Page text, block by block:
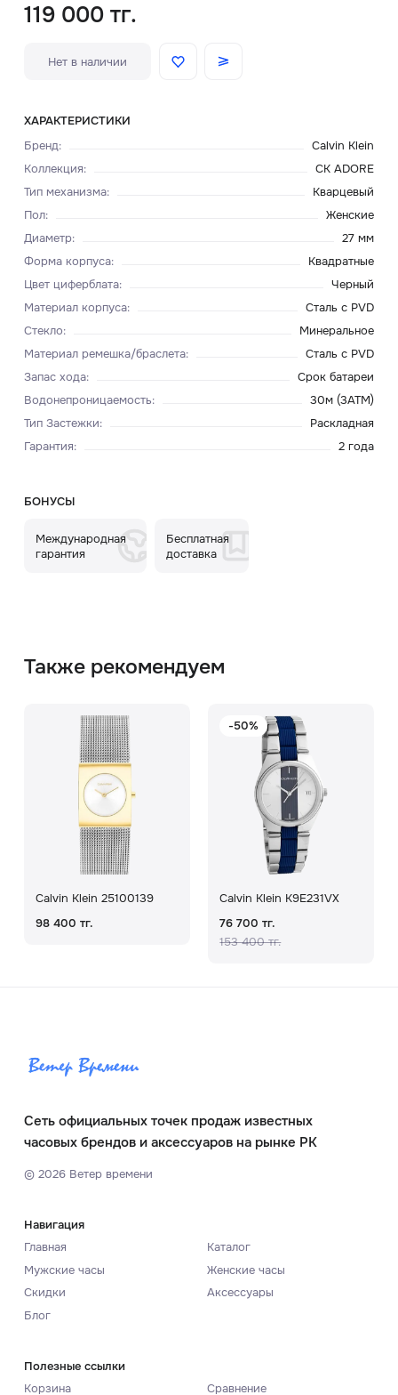
119 000 тг.
Нет в наличии
ХАРАКТЕРИСТИКИ
Бренд:
Calvin Klein
Коллекция:
CK ADORE
Тип механизма:
Кварцевый
Пол:
Женские
Диаметр:
27 мм
Форма корпуса:
Квадратные
Цвет циферблата:
Черный
Материал корпуса:
Сталь с PVD
Стекло:
Минеральное
Материал ремешка/браслета:
Сталь с PVD
Запас хода:
Срок батареи
Водонепроницаемость:
30м (3ATM)
Тип Застежки:
Раскладная
Гарантия: 2 года
БОНУСЫ
Международная
гарантия
Бесплатная
доставка
Также рекомендуем
Calvin Klein 25100139
98 400 тг.
-50%
Calvin Klein K9E231VX
76 700 тг.
153 400 тг.
Сеть официальных точек продаж известных
часовых брендов и аксессуаров на рынке РК
© 2026Ветер времени
Навигация
Главная
Каталог
Мужские часы
Женские часы
Скидки
Аксессуары
Блог
Полезные ссылки
Корзина
Сравнение